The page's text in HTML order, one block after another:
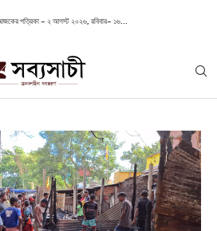
পত্রিকা – ২ আগস্ট ২০২৬, রবিবার– ১৬...